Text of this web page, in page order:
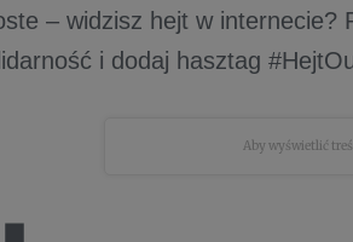
– widzisz hejt w internecie?
i dodaj hasztag
Aby wyświetlić